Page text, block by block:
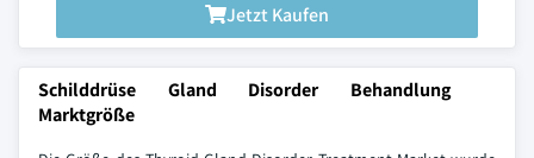
Jetzt Kaufen
Schilddrüse Gland Disorder Behandlung
Marktgröße